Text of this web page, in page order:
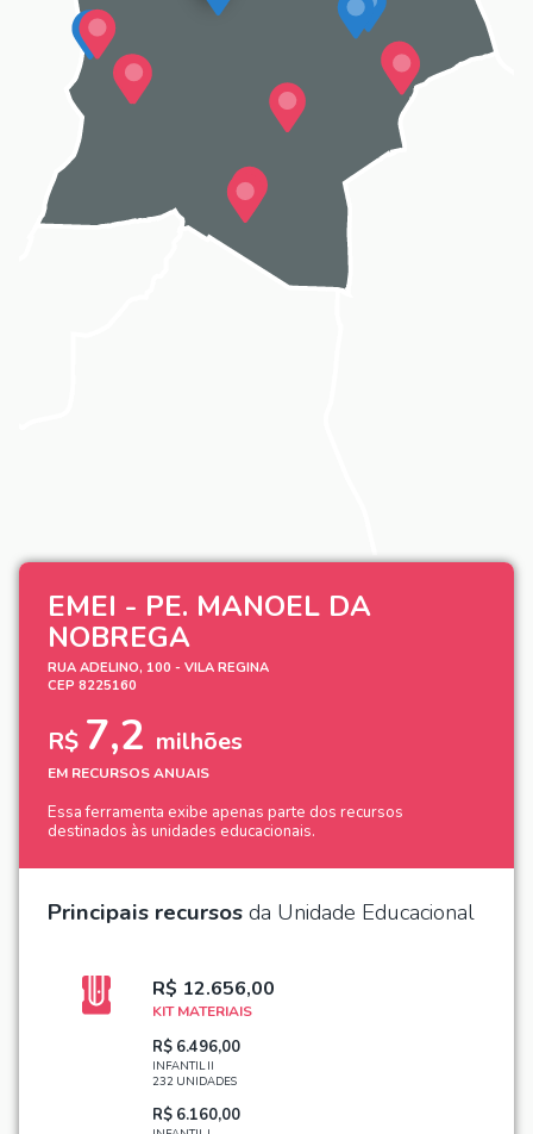
EMEI - PE. MANOEL DA
NOBREGA
RUA ADELINO, 100 - VILA REGINA
CEP 8225160
R$ 7,2 milhões
EM RECURSOS ANUAIS
Essa ferramenta exibe apenas parte dos recursos
destinados às unidades educacionais.
Principais recursosda Unidade Educacional
R$ 12.656,00
KIT MATERIAIS
R$ 6.496,00
INFANTIL II
232 UNIDADES
R$ 6.160,00